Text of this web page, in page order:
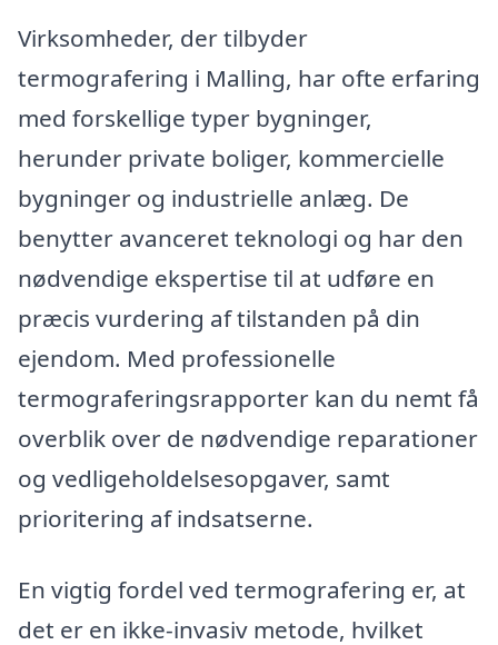
Virksomheder, der tilbyder
termografering i Malling, har ofte erfaring
med forskellige typer bygninger,
herunder private boliger, kommercielle
bygninger og industrielle anlæg. De
benytter avanceret teknologi og har den
nødvendige ekspertise til at udføre en
præcis vurdering af tilstanden på din
ejendom. Med professionelle
termograferingsrapporter kan du nemt få
overblik over de nødvendige reparationer
og vedligeholdelsesopgaver, samt
prioritering af indsatserne.
En vigtig fordel ved termografering er, at
det er en ikke-invasiv metode, hvilket